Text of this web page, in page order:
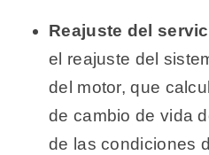
Reajuste del
el reajuste del
del motor, que
de cambio de vida
de las condiciones